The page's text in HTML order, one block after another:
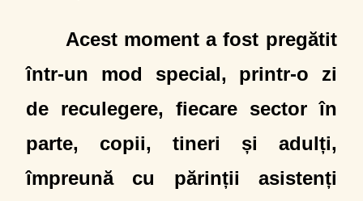
Acest moment a fost pregătit
într-un mod special, printr-o zi
de reculegere, fiecare sector în
parte, copii, tineri și adulți,
împreună cu părinții asistenți